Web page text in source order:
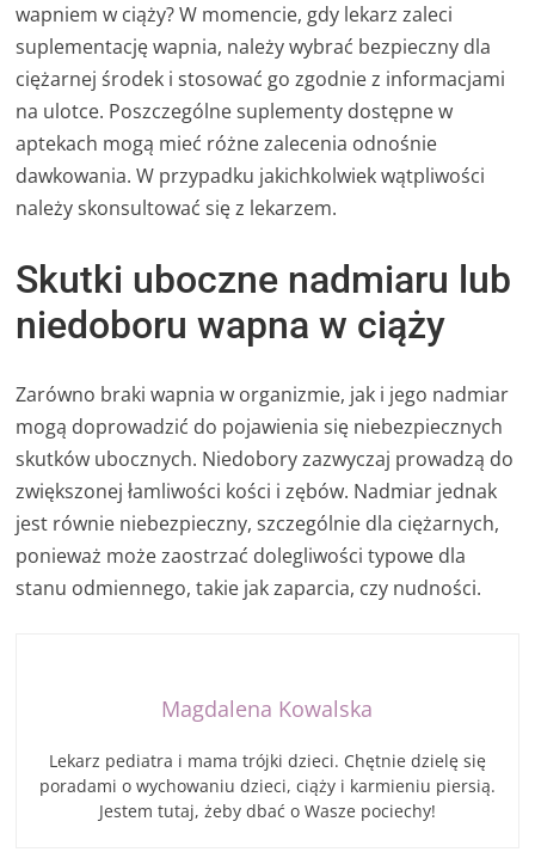
wapniem w ciąży? W momencie, gdy lekarz zaleci
suplementację wapnia, należy wybrać bezpieczny dla
ciężarnej środek i stosować go zgodnie z informacjami
na ulotce. Poszczególne suplementy dostępne w
aptekach mogą mieć różne zalecenia odnośnie
dawkowania. W przypadku jakichkolwiek wątpliwości
należy skonsultować się z lekarzem.
Skutki uboczne nadmiaru lub
niedoboru wapna w ciąży
Zarówno braki wapnia w organizmie, jak i jego nadmiar
mogą doprowadzić do pojawienia się niebezpiecznych
skutków ubocznych. Niedobory zazwyczaj prowadzą do
zwiększonej łamliwości kości i zębów. Nadmiar jednak
jest równie niebezpieczny, szczególnie dla ciężarnych,
ponieważ może zaostrzać dolegliwości typowe dla
stanu odmiennego, takie jak zaparcia, czy nudności.
Magdalena Kowalska
Lekarz pediatra i mama trójki dzieci. Chętnie dzielę się
poradami o wychowaniu dzieci, ciąży i karmieniu piersią.
Jestem tutaj, żeby dbać o Wasze pociechy!